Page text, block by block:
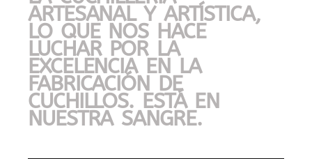
ARTESANAL Y ARTÍSTICA,
LO QUE NOS HACE
LUCHAR POR LA
EXCELENCIA EN LA
FABRICACIÓN DE
CUCHILLOS. ESTÁ EN
NUESTRA SANGRE.